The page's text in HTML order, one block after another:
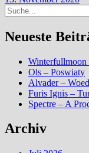
Suche
Neueste
Ols – Poswiaty
Alvader –
Furis Ignis –
Spectre – A
Archiv